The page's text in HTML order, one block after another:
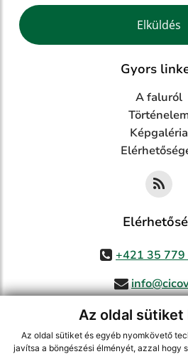
Az oldal sütiket
Az oldal sütiket és egyéb nyomkövető
javítsa a böngészési élményét, azzal hogy
Google reCaptcha Response
Elküldés
Gyors
A faluról
Képgaléria
+421 35 779
használja ki a legfrissebb információk